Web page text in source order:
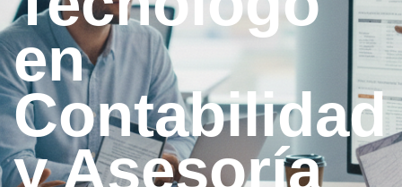
en
Contabilidad
y Asesoría